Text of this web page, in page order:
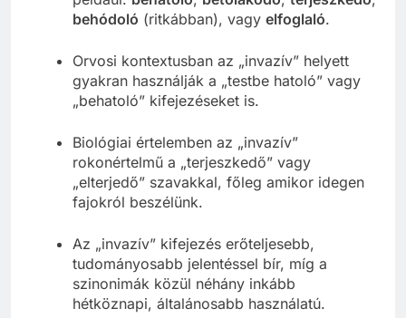
behódoló (ritkábban), vagy elfoglaló.
Orvosi kontextusban az „invazív” helyett
gyakran használják a „testbe hatoló” vagy
„behatoló” kifejezéseket is.
Biológiai értelemben az „invazív”
rokonértelmű a „terjeszkedő” vagy
„elterjedő” szavakkal, főleg amikor idegen
fajokról beszélünk.
Az „invazív” kifejezés erőteljesebb,
tudományosabb jelentéssel bír, míg a
szinonimák közül néhány inkább
hétköznapi, általánosabb használatú.